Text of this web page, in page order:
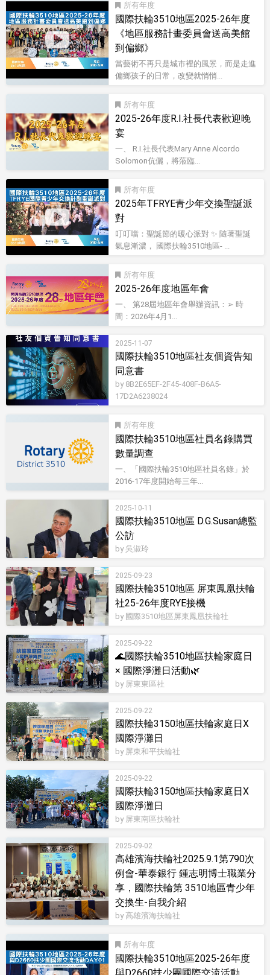
所有
國際扶輪3510地區2025-26年度
《地區服務計畫委員會送高美館
到偏鄉》
當藝術不再只是城市裡的風景，而是走進
偏鄉孩子的日常，改變就悄悄...
所有
2025-26年度R.I.社長代表歡迎晚
宴
一、 R.I.社長代表Mary Anne Alcordo
Solomon伉儷，將蒞臨...
所有
2025年TFRYE青少年交換聖誕派
對
叮叮噹：聖誕節的暖心派對 ✨ 隨著聖誕
氣息漸濃， 國際扶輪3510地區- ...
所有
2025-26年度地區年會
一、 第28屆地區年會舉辦資訊：➢ 時
間：2026年4月1...
2025-11-07
國際扶輪3510地區社友個資告知
同意書
by 8B2E65EF-2F45-408F-B6A5-
17D2A6238024
所有
國際扶輪3510地區社員名錄購買
數量調查
一、「國際扶輪3510地區社員名錄」於
2016-17年度開始每三年...
2025-10-11
國際扶輪3510地區 D.G.Susan總監
公訪
by 吳淑玲
2025-09-23
國際扶輪3510地區 屏東鳳凰扶輪
社25-26年度RYE接機
by 國際3510地區屏東鳳凰扶輪社
2025-09-22
🌊國際扶輪3510地區扶輪家庭日
× 國際淨灘日活動🌿
by 屏東東區社
2025-09-22
國際扶輪3150地區扶輪家庭日X
國際淨灘日
by 屏東和平扶輪社
2025-09-22
國際扶輪3150地區扶輪家庭日X
國際淨灘日
by 屏東南區扶輪社
2025-09-02
高雄濱海扶輪社2025.9.1第790次
例會-華泰銀行 鍾志明博士職業分
享，國際扶輪第 3510地區青少年
交換生-自我介紹
by 高雄濱海扶輪社
所有
國際扶輪3510地區2025-26年度